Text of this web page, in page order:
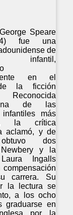
Speare
fue una
de
infantil,
en el
la ficción
Reconocida
de las
infantiles más
la crítica
aclamó, y de
dos
Newbery y la
Ingalls
carrera. Su
la lectura se
a los ocho
graduarse en
por la